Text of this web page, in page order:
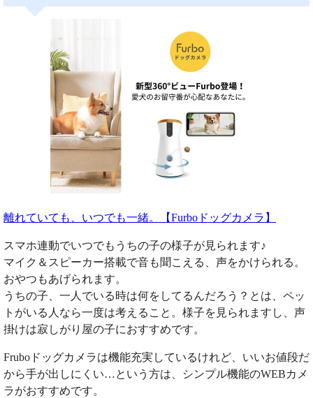
離れていても、いつでも一緒。【Furboドッグカメラ】
スマホ連動でいつでもうちの子の様子が見られます♪
マイク＆スピーカー搭載で音も聞こえる、声をかけられる。
おやつもあげられます。
うちの子、一人でいる時は何をしてるんだろう？とは、ペッ
トがいる人なら一度は考えること。様子を見られますし、声
掛けは寂しがり屋の子におすすめです。
Fruboドッグカメラは機能充実しているけれど、いいお値段だ
から手が出しにくい…という方は、シンプル機能のWEBカメ
ラがおすすめです。